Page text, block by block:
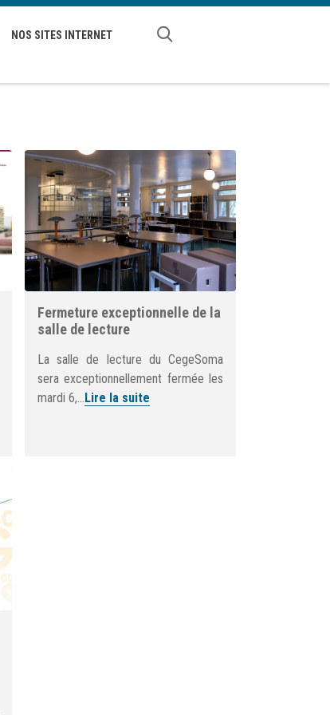
NOS SITES INTERNET
Fermeture exceptionnelle de la
salle de lecture
La salle de lecture du CegeSoma
sera exceptionnellement fermée les
mardi 6,... Lire la suite